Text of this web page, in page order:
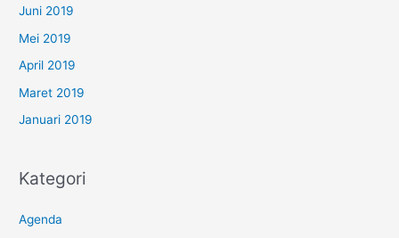
Juni 2019
Mei 2019
April 2019
Maret 2019
Januari 2019
Kategori
Agenda